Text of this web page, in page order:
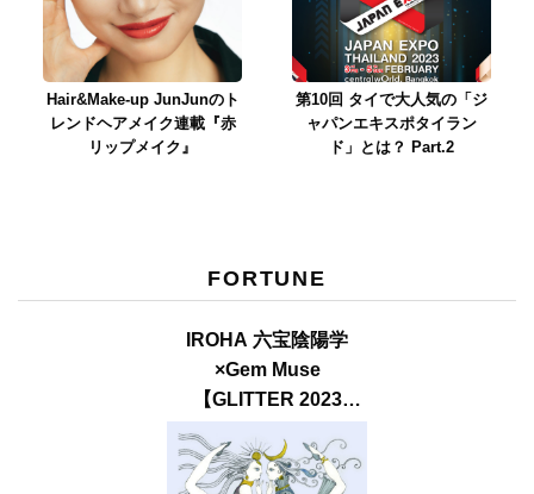
Hair&Make-up JunJunのト
レンドヘアメイク連載『赤
リップメイク』
第10回 タイで大人気の「ジ
ャパンエキスポタイラン
ド」とは？ Part.2
FORTUNE
IROHA 六宝陰陽学
×Gem Muse
【GLITTER 2023
SUMMER issue】